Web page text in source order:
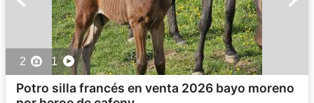
2 1
Potro silla francés en venta 2026 bayo moreno